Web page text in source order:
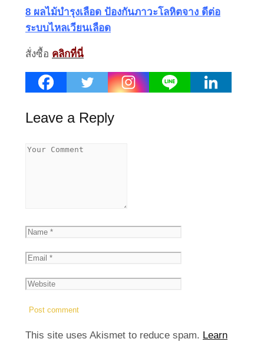
8 ผลไม้บำรุงเลือด ป้องกันภาวะโลหิตจาง ดีต่อ
ระบบไหลเวียนเลือด
สั่งซื้อ คลิกที่นี่
Leave a Reply
This site uses Akismet to reduce spam. Learn